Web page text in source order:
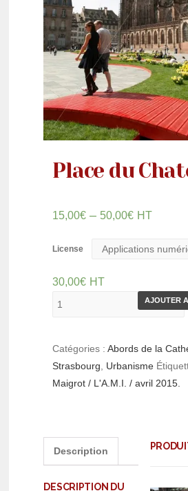
Place du
15,00€ – 50,00€ HT
License
30,00€ HT
AJOUTER
Catégories :Abords de la
Strasbourg
Urbanisme
Maigrot / L'A.M.I. / avril 2015.
Description
DESCRIPTION DU